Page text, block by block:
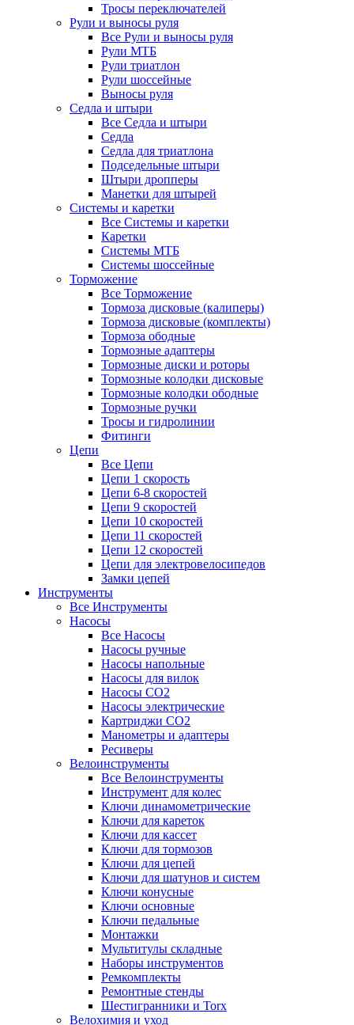
Тросы переключателей
Рули и выносы руля
Все Рули и выносы руля
Рули МТБ
Рули триатлон
Рули шоссейные
Выносы руля
Седла и штыри
Все Седла и штыри
Седла
Седла для триатлона
Подседельные штыри
Штыри дропперы
Манетки для штырей
Системы и каретки
Все Системы и каретки
Каретки
Системы МТБ
Системы шоссейные
Торможение
Все Торможение
Тормоза дисковые (калиперы)
Тормоза дисковые (комплекты)
Тормоза ободные
Тормозные адаптеры
Тормозные диски и роторы
Тормозные колодки дисковые
Тормозные колодки ободные
Тормозные ручки
Тросы и гидролинии
Фитинги
Цепи
Все Цепи
Цепи 1 скорость
Цепи 6-8 скоростей
Цепи 9 скоростей
Цепи 10 скоростей
Цепи 11 скоростей
Цепи 12 скоростей
Цепи для электровелосипедов
Замки цепей
Инструменты
Все Инструменты
Насосы
Все Насосы
Насосы ручные
Насосы напольные
Насосы для вилок
Насосы CO2
Насосы электрические
Картриджи CO2
Манометры и адаптеры
Ресиверы
Велоинструменты
Все Велоинструменты
Инструмент для колес
Ключи динамометрические
Ключи для кареток
Ключи для кассет
Ключи для тормозов
Ключи для цепей
Ключи для шатунов и систем
Ключи конусные
Ключи основные
Ключи педальные
Монтажки
Мультитулы складные
Наборы инструментов
Ремкомплекты
Ремонтные стенды
Шестигранники и Torx
Велохимия и уход